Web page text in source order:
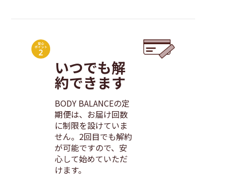
いつでも解
約できます
BODY BALANCEの定
期便は、お届け回数
に制限を設けていま
せん。2回目でも解約
が可能ですので、安
心して始めていただ
けます。